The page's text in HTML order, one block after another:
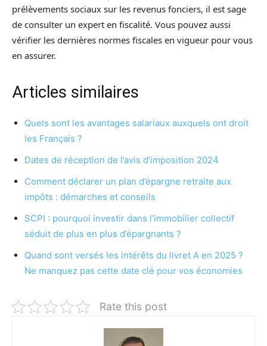
prélèvements sociaux sur les revenus fonciers, il est sage
de consulter un expert en fiscalité. Vous pouvez aussi
vérifier les dernières normes fiscales en vigueur pour vous
en assurer.
Articles similaires
Quels sont les avantages salariaux auxquels ont droit
les Français ?
Dates de réception de l’avis d’imposition 2024
Comment déclarer un plan d’épargne retraite aux
impôts : démarches et conseils
SCPI : pourquoi investir dans l’immobilier collectif
séduit de plus en plus d’épargnants ?
Quand sont versés les intérêts du livret A en 2025 ?
Ne manquez pas cette date clé pour vos économies
Rate this post